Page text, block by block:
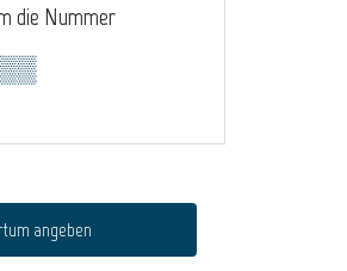
die Nummer
▒▒
angeben